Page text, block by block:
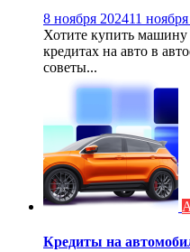
8 ноября 202411
Хотите купить машину
кредитах на авто в
советы...
Кредиты на